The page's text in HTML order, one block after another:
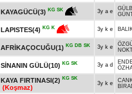
KAYAGÜCÜ(3) KG SK 3y a e
LAPISTES(4) KG K 3y k e
AFRİKAÇOCUĞU(1) KG DB SK 3y k e
SİNANIN GÜLÜ(10) KG SK 3y a d
KAYA FIRTINASI(2) KG SK
(Koşmaz)
3y k e